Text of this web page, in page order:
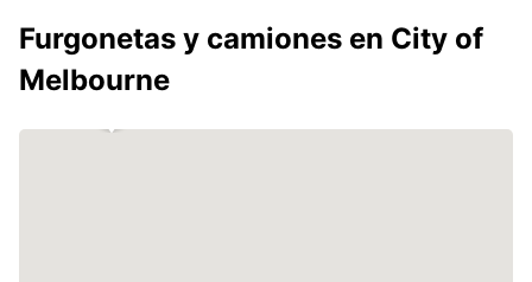
Furgonetas y camiones en City of
Melbourne